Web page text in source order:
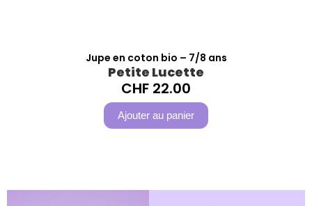
Jupe en coton bio – 7/8 ans
Petite Lucette
CHF 22.00
Ajouter au panier